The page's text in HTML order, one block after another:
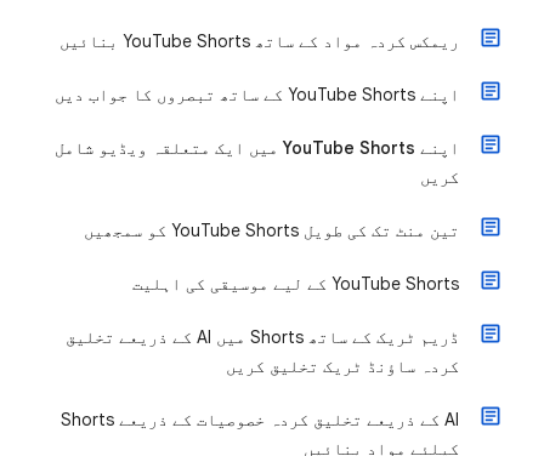
ریمکس کردہ مواد کے ساتھ YouTube Shorts بنائیں
اپنے YouTube Shorts کے ساتھ تبصروں کا جواب دیں
اپنے YouTube Shorts میں ایک متعلقہ ویڈیو شامل
کریں
تین منٹ تک کی طویل YouTube Shorts کو سمجھیں
‫YouTube Shorts کے لیے موسیقی کی اہلیت
ڈریم ٹریک کے ساتھ Shorts میں AI کے ذریعے تخلیق
کردہ ساؤنڈ ٹریک تخلیق کریں
‫AI کے ذریعے تخلیق کردہ خصوصیات کے ذریعے Shorts
کیلئے مواد بنائیں